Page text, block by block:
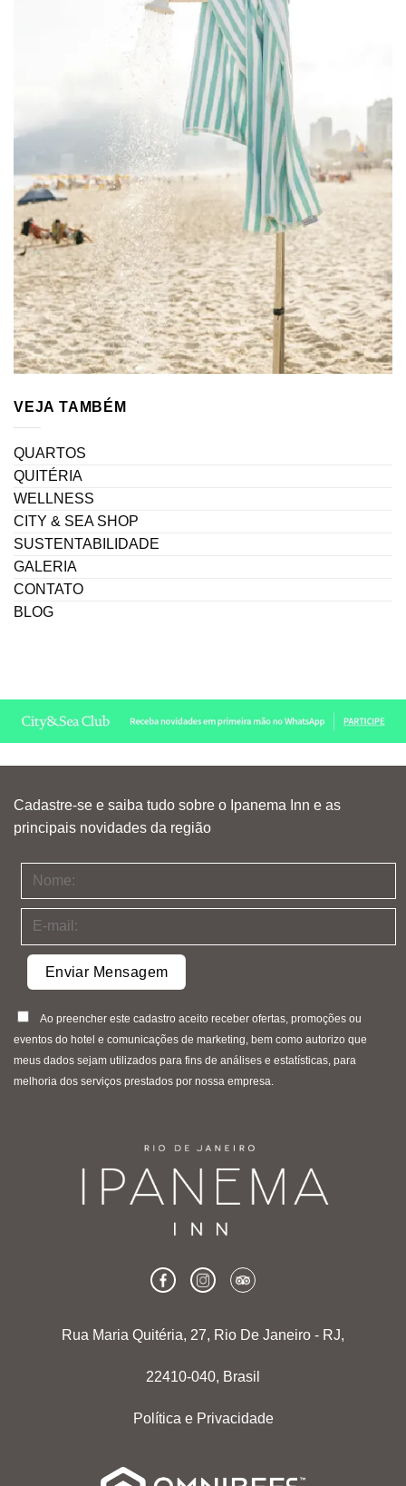
VEJA TAMBÉM
QUARTOS
QUITÉRIA
WELLNESS
CITY & SEA SHOP
SUSTENTABILIDADE
GALERIA
CONTATO
BLOG
Cadastre-se e saiba tudo sobre o Ipanema Inn e as
principais novidades da região
Ao preencher este cadastro aceito receber ofertas, promoções ou
eventos do hotel e comunicações de marketing, bem como autorizo que
meus dados sejam utilizados para fins de análises e estatísticas, para
melhoria dos serviços prestados por nossa empresa.
Rua Maria Quitéria, 27, Rio De Janeiro - RJ,
22410-040, Brasil
Política e Privacidade